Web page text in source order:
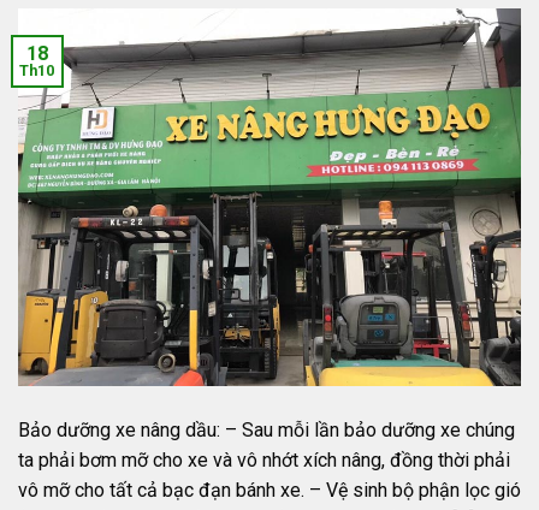
18
Th10
Bảo dưỡng xe nâng dầu: – Sau mỗi lần bảo dưỡng xe chúng
ta phải bơm mỡ cho xe và vô nhớt xích nâng, đồng thời phải
vô mỡ cho tất cả bạc đạn bánh xe. – Vệ sinh bộ phận lọc gió